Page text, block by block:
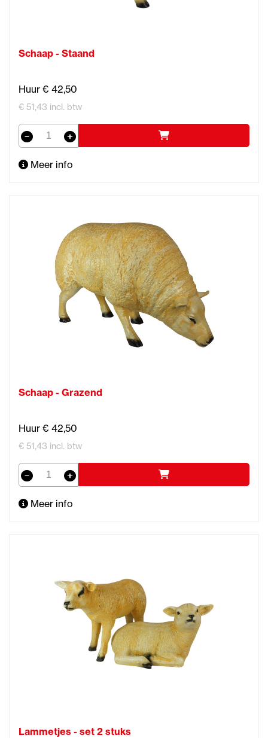
Schaap - Staand
Huur € 42,50
€ 51,43 incl. btw
Meer info
Schaap - Grazend
Huur € 42,50
€ 51,43 incl. btw
Meer info
Lammetjes - set 2 stuks